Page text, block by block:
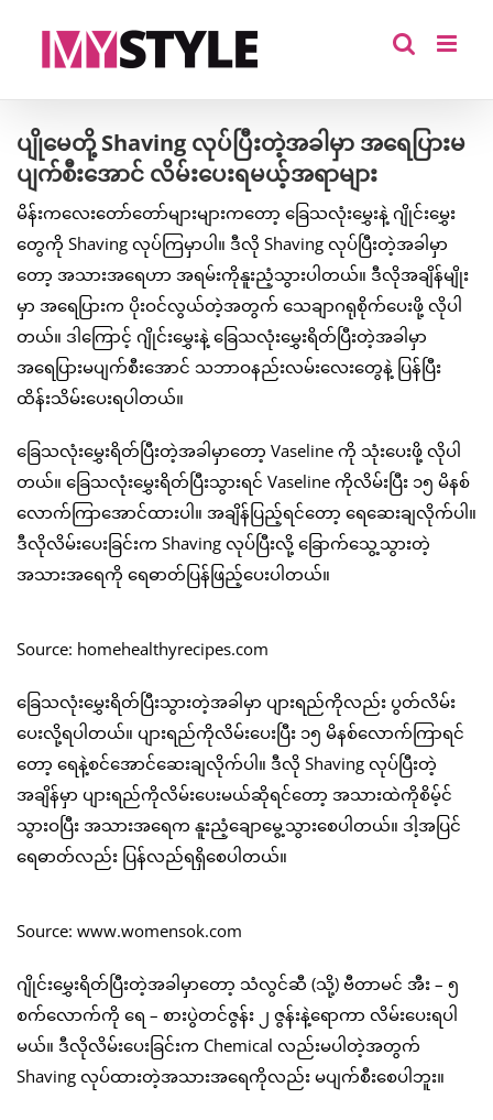
ပျိုမေတို့ Shaving လုပ်ပြီးတဲ့အခါမှာ အရေပြားမ
ပျက်စီးအောင် လိမ်းပေးရမယ့်အရာများ
မိန်းကလေးတော်တော်များများကတော့ ခြေသလုံးမွှေးနဲ့ ဂျိုင်းမွှေး
တွေကို Shaving လုပ်ကြမှာပါ။ ဒီလို Shaving လုပ်ပြီးတဲ့အခါမှာ
တော့ အသားအရေဟာ အရမ်းကိုနူးညံ့သွားပါတယ်။ ဒီလိုအချိန်မျိုး
မှာ အရေပြားက ပိုးဝင်လွယ်တဲ့အတွက် သေချာဂရုစိုက်ပေးဖို့ လိုပါ
တယ်။ ဒါကြောင့် ဂျိုင်းမွှေးနဲ့ ခြေသလုံးမွှေးရိတ်ပြီးတဲ့အခါမှာ
အရေပြားမပျက်စီးအောင် သဘာဝနည်းလမ်းလေးတွေနဲ့ ပြန်ပြီး
ထိန်းသိမ်းပေးရပါတယ်။
ခြေသလုံးမွှေးရိတ်ပြီးတဲ့အခါမှာတော့ Vaseline ကို သုံးပေးဖို့ လိုပါ
တယ်။ ခြေသလုံးမွှေးရိတ်ပြီးသွားရင် Vaseline ကိုလိမ်းပြီး ၁၅ မိနစ်
လောက်ကြာအောင်ထားပါ။ အချိန်ပြည့်ရင်တော့ ရေဆေးချလိုက်ပါ။
ဒီလိုလိမ်းပေးခြင်းက Shaving လုပ်ပြီးလို့ ခြောက်သွေ့သွားတဲ့
အသားအရေကို ရေဓာတ်ပြန်ဖြည့်ပေးပါတယ်။
Source: homehealthyrecipes.com
ခြေသလုံးမွှေးရိတ်ပြီးသွားတဲ့အခါမှာ ပျားရည်ကိုလည်း ပွတ်လိမ်း
ပေးလို့ရပါတယ်။ ပျားရည်ကိုလိမ်းပေးပြီး ၁၅ မိနစ်လောက်ကြာရင်
တော့ ရေနဲ့စင်အောင်ဆေးချလိုက်ပါ။ ဒီလို Shaving လုပ်ပြီးတဲ့
အချိန်မှာ ပျားရည်ကိုလိမ်းပေးမယ်ဆိုရင်တော့ အသားထဲကိုစိမ့်င်
သွားဝပြီး အသားအရေက နူးညံ့ချောမွေ့သွားစေပါတယ်။ ဒါ့အပြင်
ရေဓာတ်လည်း ပြန်လည်ရရှိစေပါတယ်။
Source: www.womensok.com
ဂျိုင်းမွှေးရိတ်ပြီးတဲ့အခါမှာတော့ သံလွင်ဆီ (သို့) ဗီတာမင် အီး – ၅
စက်လောက်ကို ရေ – စားပွဲတင်ဇွန်း ၂ ဇွန်းနဲ့ရောကာ လိမ်းပေးရပါ
မယ်။ ဒီလိုလိမ်းပေးခြင်းက Chemical လည်းမပါတဲ့အတွက်
Shaving လုပ်ထားတဲ့အသားအရေကိုလည်း မပျက်စီးစေပါဘူး။